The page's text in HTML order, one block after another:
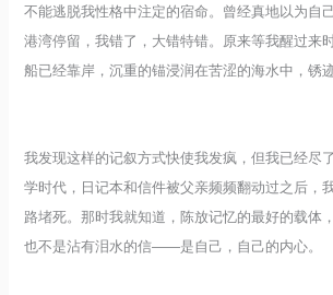
不能逃脱我性格中注定的宿命。曾经真地以为自
港湾停留，我错了，大错特错。原来等我醒过来
船已经靠岸，沉重的锚浸润在苦涩的海水中，锈
我发现这样的记叙方式快使我发疯，但我已经尽
学时代，日记本和信件被父亲频频翻动过之后，
路堵死。那时我就知道，陈放记忆的最好的载体
也不是沾有泪水的信——是自己，自己的内心。